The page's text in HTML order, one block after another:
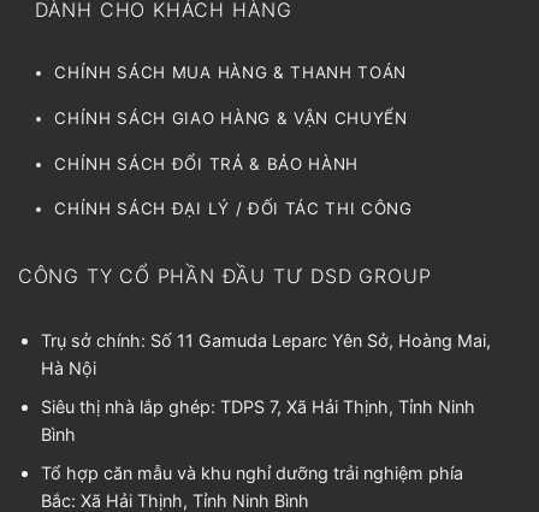
DÀNH CHO KHÁCH HÀNG
CHÍNH SÁCH MUA HÀNG & THANH TOÁN
CHÍNH SÁCH GIAO HÀNG & VẬN CHUYỂN
CHÍNH SÁCH ĐỔI TRẢ & BẢO HÀNH
CHÍNH SÁCH ĐẠI LÝ / ĐỐI TÁC THI CÔNG
CÔNG TY CỔ PHẦN ĐẦU TƯ DSD GROUP
Trụ sở chính: Số 11 Gamuda Leparc Yên Sở, Hoàng Mai,
Hà Nội
Siêu thị nhà lắp ghép: TDPS 7, Xã Hải Thịnh, Tỉnh Ninh
Bình
Tổ hợp căn mẫu và khu nghỉ dưỡng trải nghiệm phía
Bắc: Xã Hải Thịnh, Tỉnh Ninh Bình